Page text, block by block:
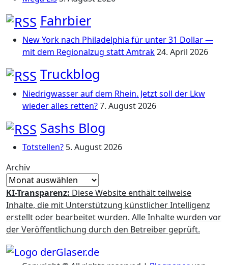
Fahrbier
New York nach Philadelphia für unter 31 Dollar —
mit dem Regionalzug statt Amtrak24. April 2026
Truckblog
Niedrigwasser auf dem Rhein. Jetzt soll der Lkw
wieder alles retten?7. August 2026
Sashs Blog
Totstellen? 5. August 2026
Archiv
KI-Transparenz: Diese Website enthält teilweise
Inhalte, die mit Unterstützung künstlicher Intelligenz
erstellt oder bearbeitet wurden. Alle Inhalte wurden vor
der Veröffentlichung durch den Betreiber geprüft.